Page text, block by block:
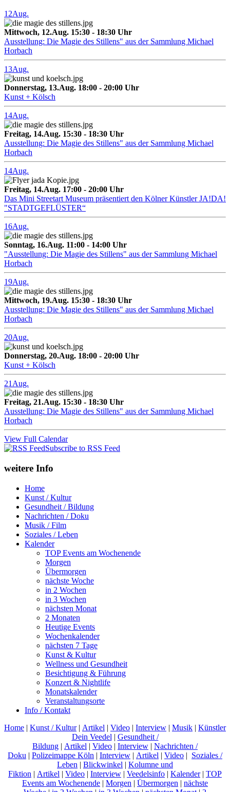
12Aug.
Mittwoch, 12.Aug. 15:30 - 18:30 Uhr
Ausstellung: Die Magie des Stillens" aus der Sammlung Michael
Horbach
13Aug.
Donnerstag, 13.Aug. 18:00 - 20:00 Uhr
Kunst + Kölsch
14Aug.
Freitag, 14.Aug. 15:30 - 18:30 Uhr
Ausstellung: Die Magie des Stillens" aus der Sammlung Michael
Horbach
14Aug.
Freitag, 14.Aug. 17:00 - 20:00 Uhr
Das Mini Streetart Museum präsentiert den Kölner Künstler JA!DA!
"STADTGEFLÜSTER“
16Aug.
Sonntag, 16.Aug. 11:00 - 14:00 Uhr
"Ausstellung: Die Magie des Stillens" aus der Sammlung Michael
Horbach
19Aug.
Mittwoch, 19.Aug. 15:30 - 18:30 Uhr
Ausstellung: Die Magie des Stillens" aus der Sammlung Michael
Horbach
20Aug.
Donnerstag, 20.Aug. 18:00 - 20:00 Uhr
Kunst + Kölsch
21 Aug.
Freitag, 21.Aug. 15:30 - 18:30 Uhr
Ausstellung: Die Magie des Stillens" aus der Sammlung Michael
Horbach
View Full Calendar
Subscribe to RSS Feed
weitere Info
Home
Kunst / Kultur
Gesundheit / Bildung
Nachrichten / Doku
Musik / Film
Soziales / Leben
Kalender
TOP Events am Wochenende
Morgen
Übermorgen
nächste Woche
in 2 Wochen
in 3 Wochen
nächsten Monat
2 Monaten
Heutige Events
Wochenkalender
nächsten 7 Tage
Kunst & Kultur
Wellness und Gesundheit
Besichtigung & Führung
Konzert & Nightlife
Monatskalender
Veranstaltungsorte
Info / Kontakt
Home | Kunst / Kultur| Artikel | Video | Interview | Musik | Künstler
Dein Veedel | Gesundheit /
Bildung | Artikel | Video | Interview | Nachrichten /
Doku | Polizeimappe Köln | Interview | Artikel | Video | Soziales /
Leben | Blickwinkel | Kolumne und
Fiktion | Artikel | Video | Interview | Veedelsinfo | Kalender| TOP
Events am Wochenende | Morgen | Übermorgen | nächste